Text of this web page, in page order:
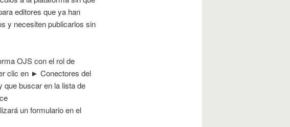
editores que ya han
y necesiten publicarlos sin
OJS con el rol de
clic en ► Conectores del
buscar en la lista de
un formulario en el